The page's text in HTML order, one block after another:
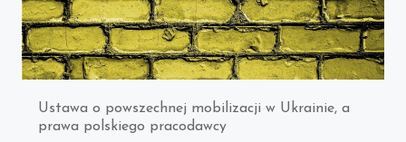
Ustawa o powszechnej mobilizacji w Ukrainie, a
prawa polskiego pracodawcy